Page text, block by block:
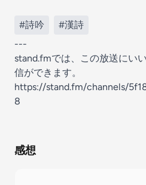
#詩吟
#漢詩
---
stand.fmでは、この放送にい
信ができます。
https://stand.fm/channels/
8
感想